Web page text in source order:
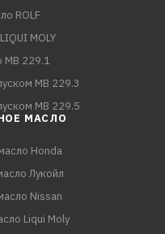
ROLF
MOLY
MB 229.1
MB 229.3
MB 229.5
МАСЛО
Honda
Лукойл
Nissan
Liqui Moly